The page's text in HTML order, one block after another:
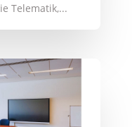
Telematik,...